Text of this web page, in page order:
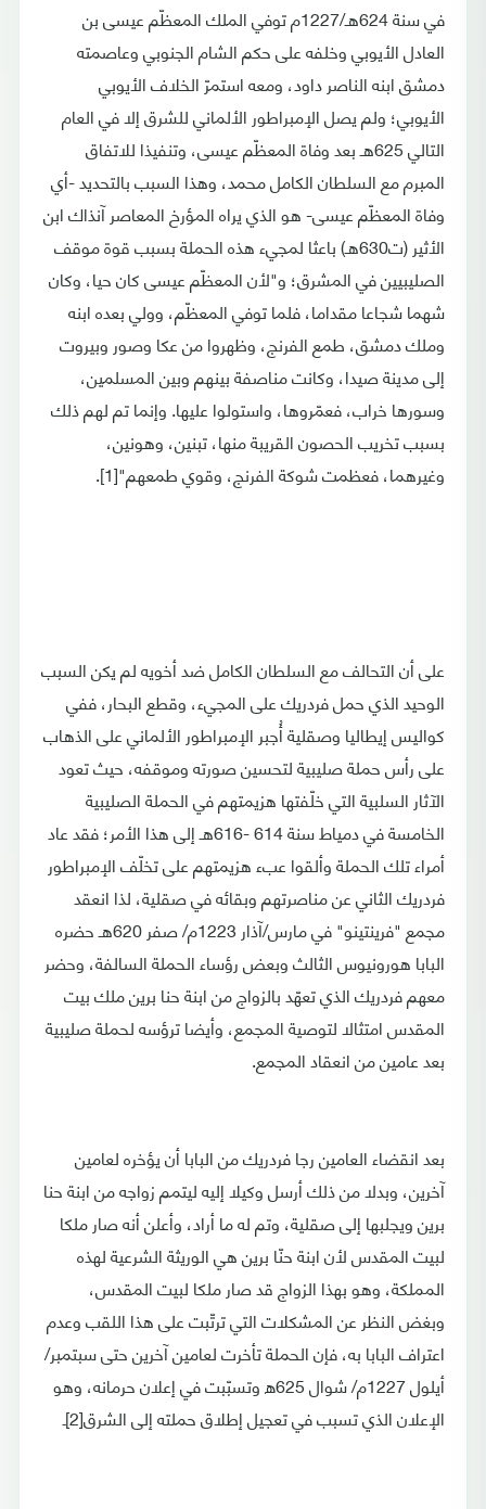
في سنة 624هـ/1227م توفي الملك المعظّم عيسى بن
العادل الأيوبي وخلفه على حكم الشام الجنوبي وعاصمته
دمشق ابنه الناصر داود، ومعه استمرّ الخلاف الأيوبي
الأيوبي؛ ولم يصل الإمبراطور الألماني للشرق إلا في العام
التالي 625هـ بعد وفاة المعظّم عيسى، وتنفيذا للاتفاق
المبرم مع السلطان الكامل محمد، وهذا السبب بالتحديد -أي
وفاة المعظّم عيسى- هو الذي يراه المؤرخ المعاصر آنذاك ابن
الأثير (ت630هـ) باعثا لمجيء هذه الحملة بسبب قوة موقف
الصليبيين في المشرق؛ و"لأن المعظّم عيسى كان حيا، وكان
شهما شجاعا مقداما، فلما توفي المعظّم، وولي بعده ابنه
وملك دمشق، طمع الفرنج، وظهروا من عكا وصور وبيروت
إلى مدينة صيدا، وكانت مناصفة بينهم وبين المسلمين،
وسورها خراب، فعمّروها، واستولوا عليها. وإنما تم لهم ذلك
بسبب تخريب الحصون القريبة منها، تبنين، وهونين،
وغيرهما، فعظمت شوكة الفرنج، وقوي طمعهم"[1].
على أن التحالف مع السلطان الكامل ضد أخويه لم يكن السبب
الوحيد الذي حمل فردريك على المجيء، وقطع البحار، ففي
كواليس إيطاليا وصقلية أُجبر الإمبراطور الألماني على الذهاب
على رأس حملة صليبية لتحسين صورته وموقفه، حيث تعود
الآثار السلبية التي خلّفتها هزيمتهم في الحملة الصليبية
الخامسة في دمياط سنة 614 -616هـ إلى هذا الأمر؛ فقد عاد
أمراء تلك الحملة وألقوا عبء هزيمتهم على تخلّف الإمبراطور
فردريك الثاني عن مناصرتهم وبقائه في صقلية، لذا انعقد
مجمع "فرينتينو" في مارس/آذار 1223م/ صفر 620هـ حضره
البابا هورونيوس الثالث وبعض رؤساء الحملة السالفة، وحضر
معهم فردريك الذي تعهّد بالزواج من ابنة حنا برين ملك بيت
المقدس امتثالا لتوصية المجمع، وأيضا ترؤسه لحملة صليبية
بعد عامين من انعقاد المجمع.
بعد انقضاء العامين رجا فردريك من البابا أن يؤخره لعامين
آخرين، وبدلا من ذلك أرسل وكيلا إليه ليتمم زواجه من ابنة حنا
برين ويجلبها إلى صقلية، وتم له ما أراد، وأعلن أنه صار ملكا
لبيت المقدس لأن ابنة حنّا برين هي الوريثة الشرعية لهذه
المملكة، وهو بهذا الزواج قد صار ملكا لبيت المقدس،
وبغض النظر عن المشكلات التي ترتّبت على هذا اللقب وعدم
اعتراف البابا به، فإن الحملة تأخرت لعامين آخرين حتى سبتمبر/
أيلول 1227م/ شوال 625ه وتسبّبت في إعلان حرمانه، وهو
الإعلان الذي تسبب في تعجيل إطلاق حملته إلى الشرق[2]ـ